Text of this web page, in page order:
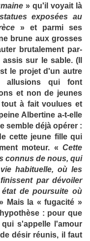
» qu'il voyait là
exposées au
» et parmi ses
brune aux grosses
brutalement par-
sur le sable. (Il
le projet d'un autre
allusions qui font
et non de jeunes
à fait voulues et
Albertine a-t-elle
semble déjà opérer :
cette jeune fille qui
moteur. « Cette
connus de nous, qui
habituelle, où les
par dévoiler
de poursuite où
Mais la « fugacité »
: pour que
s'appelle l'amour
désir réunis, il faut